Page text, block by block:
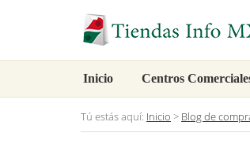
Inicio Centros
Tú estás aquí: Inicio > Blog de